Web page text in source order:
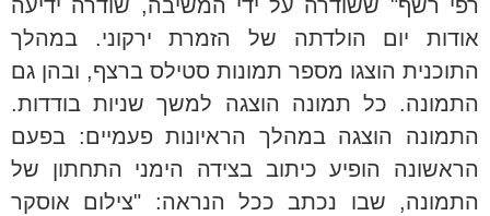
רפי רשף" ששודרה על ידי המשיבה, שודרה ידיעה
אודות יום הולדתה של הזמרת ירקוני. במהלך
התוכנית הוצגו מספר תמונות סטילס ברצף, ובהן גם
התמונה. כל תמונה הוצגה למשך שניות בודדות.
התמונה הוצגה במהלך הראיונות פעמיים: בפעם
הראשונה הופיע כיתוב בצידה הימני התחתון של
התמונה, שבו נכתב ככל הנראה: "צילום אוסקר